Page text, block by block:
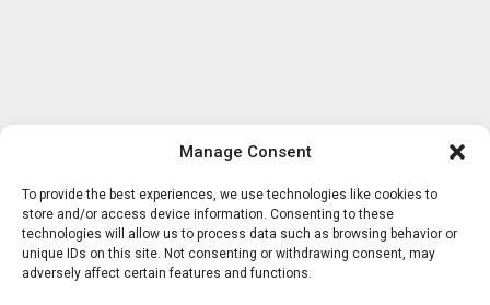
Manage Consent
To provide the best experiences, we use technologies like cookies to
store and/or access device information. Consenting to these
technologies will allow us to process data such as browsing behavior or
unique IDs on this site. Not consenting or withdrawing consent, may
adversely affect certain features and functions.